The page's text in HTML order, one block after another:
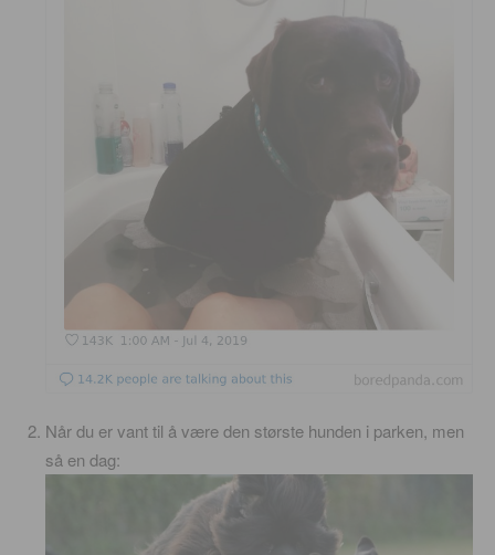
Når du er vant til å være den største hunden i parken, men
så en dag: